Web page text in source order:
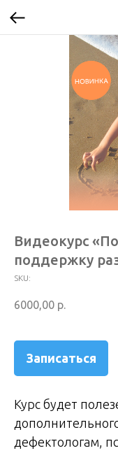
Видеокурс
поддержку
SKU:
6000,00 р.
Записаться
Курс будет
дефектологам,